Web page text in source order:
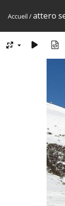
Accueil/attero